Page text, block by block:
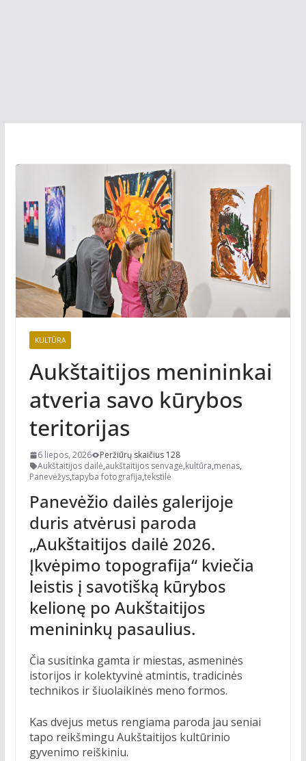
KULTŪRA
Aukštaitijos menininkai
atveria savo kūrybos
teritorijas
6 liepos, 2026
Peržiūrų skaičius 128
Aukštaitijos dailė,aukštaitijos senvagė,kultūra,menas,
Panevėžys,tapyba fotografija,tekstilė
Panevėžio dailės galerijoje
duris atvėrusi paroda
„Aukštaitijos dailė 2026.
Įkvėpimo topografija“ kviečia
leistis į savotišką kūrybos
kelionę po Aukštaitijos
menininkų pasaulius.
Čia susitinka gamta ir miestas, asmeninės
istorijos ir kolektyvinė atmintis, tradicinės
technikos ir šiuolaikinės meno formos.
Kas dvejus metus rengiama paroda jau seniai
tapo reikšmingu Aukštaitijos kultūrinio
gyvenimo reiškiniu.